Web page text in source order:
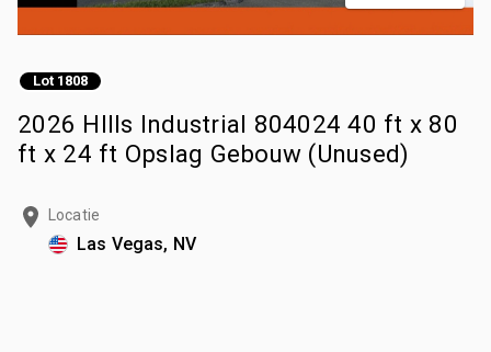
Lot 1808
2026 HIlls Industrial 804024 40 ft x 80
ft x 24 ft Opslag Gebouw (Unused)
Locatie
Las Vegas, NV